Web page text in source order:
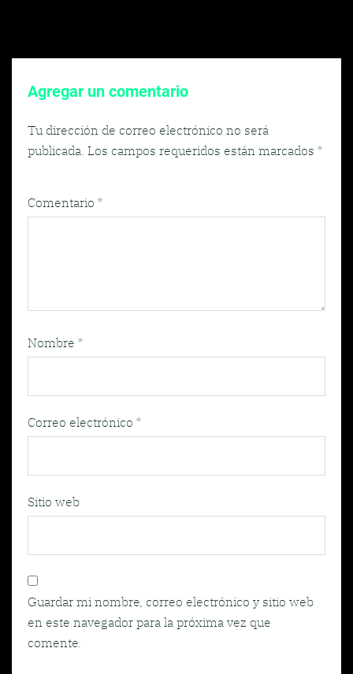
Agregar un comentario
Tu dirección de correo electrónico no será
publicada. Los campos requeridos están marcados *
Comentario *
Nombre *
Correo electrónico *
Sitio web
Guardar mi nombre, correo electrónico y sitio web
en este navegador para la próxima vez que
comente.